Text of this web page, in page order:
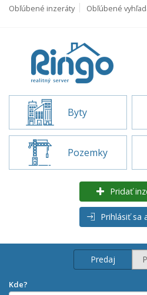
Obľúbené inzeráty Obľúbené
Byty
Pozemky
Pridať
Prihlásiť sa
Predaj
Kde?